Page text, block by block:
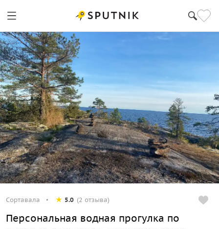
Сортавала 5.0 (2 отзыва)
Персональная водная прогулка по